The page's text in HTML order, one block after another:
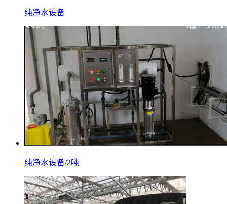
纯净水设备
纯净水设备/2吨